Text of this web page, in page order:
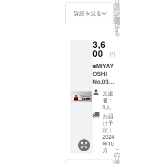
リ
キュー
わって
みてく
ださ
い！ リ
ターン
内容：
1.
MIYAYO
SHIプラ
ムリ
キュー
ル
200ml×
3 2.
3本入り
酸っぱ
いさわ
濃厚な
味わい
の中に
も後味
をすっ
きりさ
せる独
自の酸
味。市
場に出
回りに
くい露
茜100％
の紅色
プラム
ていま
す。塩
キーを
中に挟
なアク
セント
に。
MIYAYO
SHIの
さっぱ
りとし
たプラ
ムリ
キュー
ルとも
相性抜
が抜群
の焼き
が、甘
さを抑
えた
MIAYOS
HIプラ
ムリ
キュー
ルと相
性抜群
です。
是非、
お試し
くださ
い！
※MIYAY
SHI
200ml
飲み
比べ3
SET 和
歌山県
湯浅町
にて明
治32年
にしら
す屋を
創業
し、以
来100年
間天日
干しの
ちりめ
んを作
り続け
てきた
詳細を見る
タ
ー
ン
を
選
択
す
る
3,6
00 円
■MIYAY
OSHI
No.03
small
bottle
控えめ
な甘み
とさわ
やかな
酸味
は、
さっぱ
りとし
支援
者：
0人
お届
け予
定：
2024
年10
月
こ
の
リ
タ